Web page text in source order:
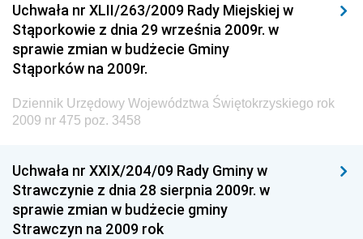
Dziennik Urzędowy Generalnej Dyrekcji Dróg
Krajowych i Autostrad
Dziennik Urzędowy Ministra Środowiska
Dziennik Urzędowy Ministra Edukacji
Dziennik Urzędowy Ministra Przemysłu
Dziennik Urzędowy Ministra Finansów i Gospodarki
Dziennik Urzędowy Ministra do Spraw Unii
Uchwała nr XLII/263/2009 Rady Miejskiej w
Stąporkowie z dnia 29 września 2009r. w
sprawie zmian w budżecie Gminy
Stąporków na 2009r.
Dziennik Urzędowy Województwa Świętokrzyskiego rok
2009 nr 475 poz. 3458
Uchwała nr XXIX/204/09 Rady Gminy w
Strawczynie z dnia 28 sierpnia 2009r. w
sprawie zmian w budżecie gminy
Strawczyn na 2009 rok